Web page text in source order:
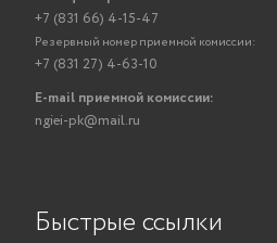
+7 (831 66) 4-15-47
Резервный номер приемной комиссии:
+7 (831 27) 4-63-10
E-mail приемной комиссии:
ngiei-pk@mail.ru
Быстрые ссылки